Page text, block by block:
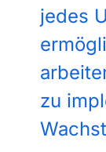
jedes
zu